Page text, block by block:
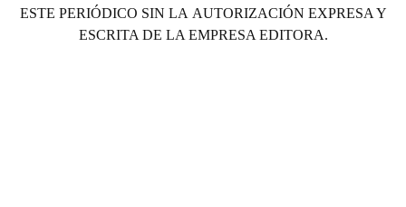
ESTE PERIÓDICO SIN LA AUTORIZACIÓN EXPRESA Y
ESCRITA DE LA EMPRESA EDITORA.